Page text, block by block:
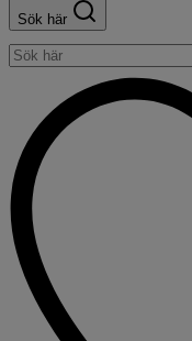
Sök här